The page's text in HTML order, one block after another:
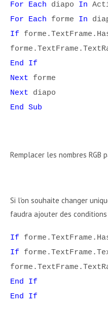
For Each diapo In
For Each forme In
If
End If
Next forme
Next diapo
End Sub
Remplacer les nombres
Si l'on souhaite changer
faudra ajouter des
If
If
End If
End If